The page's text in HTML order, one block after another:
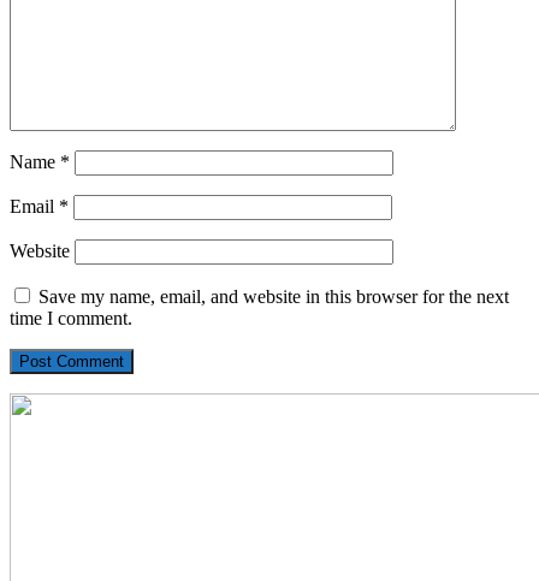
Name *
Email *
Website
Save my name, email, and website in this browser for the next
time I comment.